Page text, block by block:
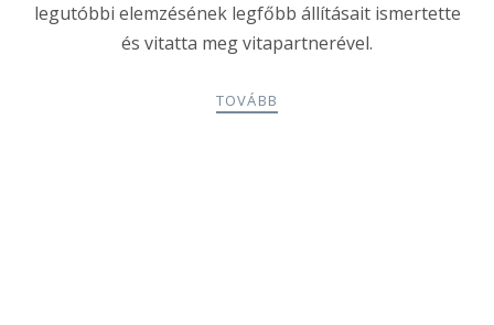
legutóbbi elemzésének legfőbb állításait ismertette
és vitatta meg vitapartnerével.
TOVÁBB